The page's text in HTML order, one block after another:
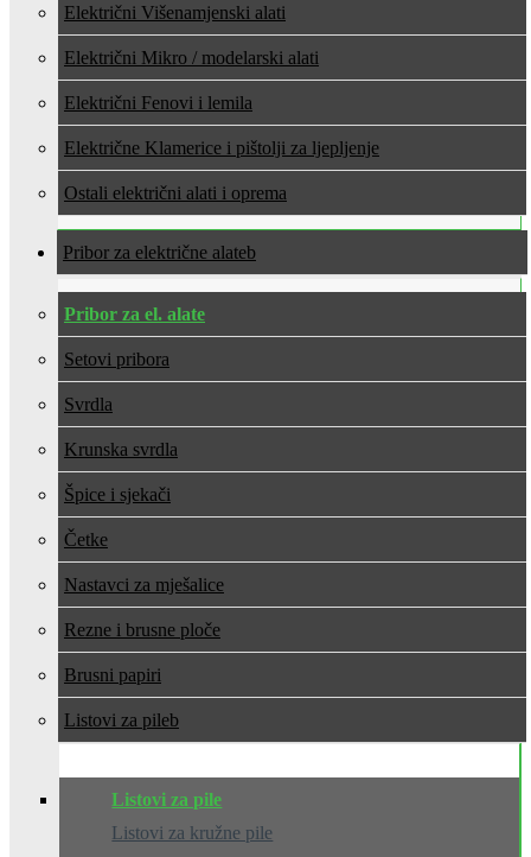
Električni Višenamjenski alati
Električni Mikro / modelarski alati
Električni Fenovi i lemila
Električne Klamerice i pištolji za ljepljenje
Ostali električni alati i oprema
Pribor za električne alate
Pribor za el. alate
Setovi pribora
Svrdla
Krunska svrdla
Špice i sjekači
Četke
Nastavci za mješalice
Rezne i brusne ploče
Brusni papiri
Listovi za pile
Listovi za pile
Listovi za kružne pile